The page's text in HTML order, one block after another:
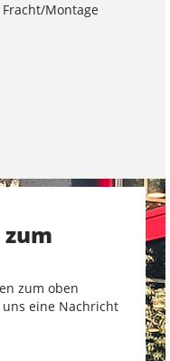
Montage
zum
zum oben
uns eine Nachricht